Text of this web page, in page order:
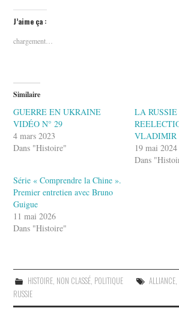
J’aime ça :
chargement…
Similaire
GUERRE EN UKRAINE
VIDÉO N° 29
4 mars 2023
Dans "Histoire"
LA
VLADIMIR
19 mai 2024
Dans
Série « Comprendre la Chine ».
Premier entretien avec Bruno
Guigue
11 mai 2026
Dans "Histoire"
HISTOIRE, NON CLASSÉ, POLITIQUE ALLIANCE,
RUSSIE